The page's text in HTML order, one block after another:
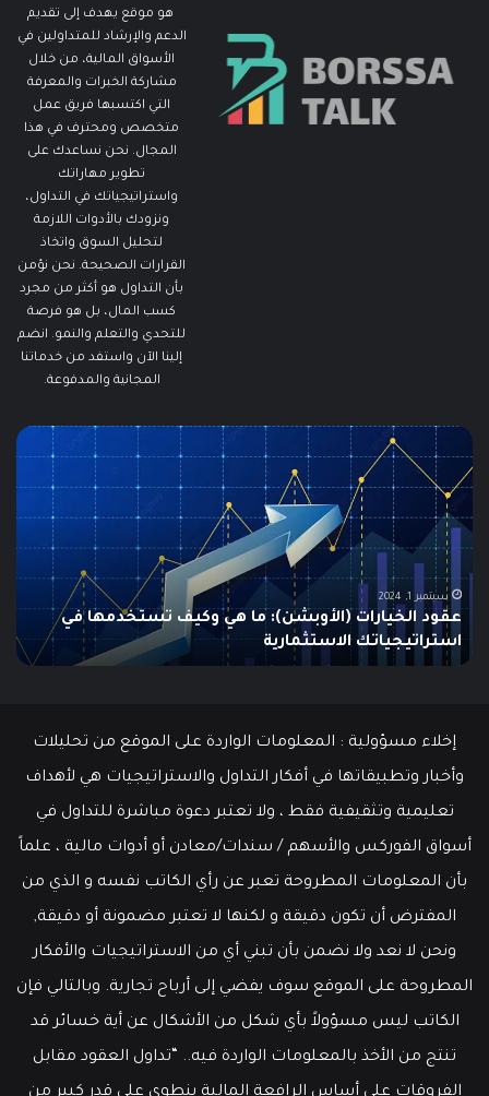
هو موقع يهدف إلى تقديم
الدعم والإرشاد للمتداولين في
الأسواق المالية، من خلال
مشاركة الخبرات والمعرفة
التي اكتسبها فريق عمل
متخصص ومحترف في هذا
المجال. نحن نساعدك على
تطوير مهاراتك
واستراتيجياتك في التداول،
ونزودك بالأدوات اللازمة
لتحليل السوق واتخاذ
القرارات الصحيحة. نحن نؤمن
بأن التداول هو أكثر من مجرد
كسب المال، بل هو فرصة
للتحدي والتعلم والنمو. انضم
إلينا الآن واستفد من خدماتنا
المجانية والمدفوعة.
مطالبات
البطالة
في
الولايات
المتحدة
تنخفض
إلى
أدنى
مستوى
منذ
مايو
عمل
سبتمبر 19, 2024
مطالبات البطالة في الولايات المتحدة تنخفض إلى أدنى
مستوى منذ مايو وسط سوق عمل قوي
إخلاء مسؤولية : المعلومات الواردة على الموقع من تحليلات
وأخبار وتطبيقاتها في أفكار التداول والاستراتيجيات هي لأهداف
تعليمية وتثقيفية فقط ، ولا تعتبر دعوة مباشرة للتداول في
أسواق الفوركس والأسهم / سندات/معادن أو أدوات مالية ، علماً
بأن المعلومات المطروحة تعبر عن رأي الكاتب نفسه و الذي من
المفترض أن تكون دقيقة و لكنها لا تعتبر مضمونة أو دقيقة,
ونحن لا نعد ولا نضمن بأن تبني أي من الاستراتيجيات والأفكار
المطروحة على الموقع سوف يفضي إلى أرباح تجارية. وبالتالي فإن
الكاتب ليس مسؤولاً بأي شكل من الأشكال عن أية خسائر قد
تنتج من الأخذ بالمعلومات الواردة فيه.. “تداول العقود مقابل
الفروقات على أساس الرافعة المالية ينطوي على قدر كبير من